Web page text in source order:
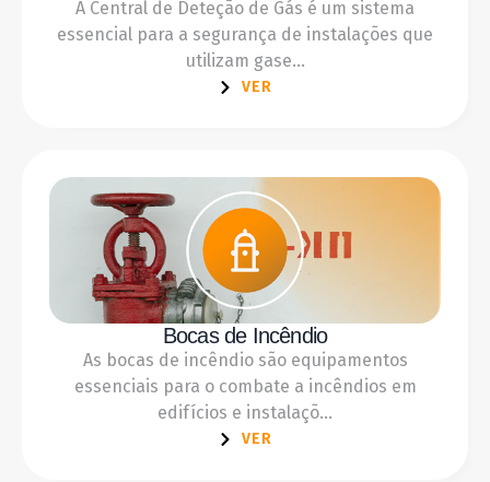
A Central de Deteção de Gás é um sistema
essencial para a segurança de instalações que
utilizam gase...
VER
Bocas de Incêndio
As bocas de incêndio são equipamentos
essenciais para o combate a incêndios em
edifícios e instalaçõ...
VER